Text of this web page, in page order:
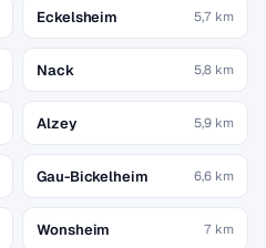
Eckelsheim 5,7 km
Nack 5,8 km
Alzey 5,9 km
Gau-Bickelheim 6,6 km
Wonsheim 7 km